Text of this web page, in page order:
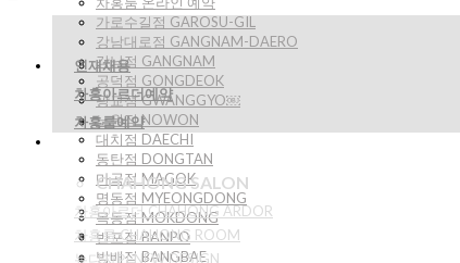
가로수길점 GAROSU-GIL
강남대로점 GANGNAM-DAERO
강남점 GANGNAM
공덕점 GONGDEOK
광교점 GWANGGYO￼
노원점 NOWON
대치점 DAECHI
동탄점 DONGTAN
마곡점 MAGOK
명동점 MYEONGDONG
목동점 MOKDONG
반포점 BANPO
방배점 BANGBAE
인재채용
차홍아르더예약
차홍룸예약
CHAHONG SALON
차홍아르더 CHAHONG ARDOR
차홍룸 CHAHONG ROOM
뉴디자인 NEW DESIGN